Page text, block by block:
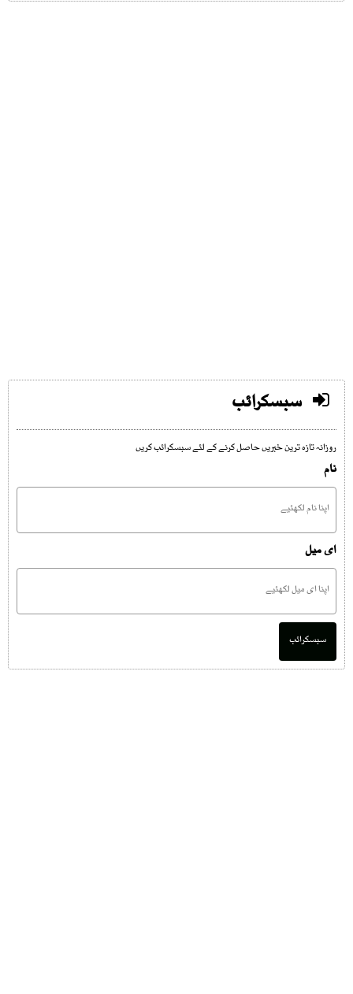
سبسکرائب
روزانہ تازہ ترین خبریں حاصل کرنے کے لئے سبسکرائب کریں
نام
ای میل
سبسکرائب